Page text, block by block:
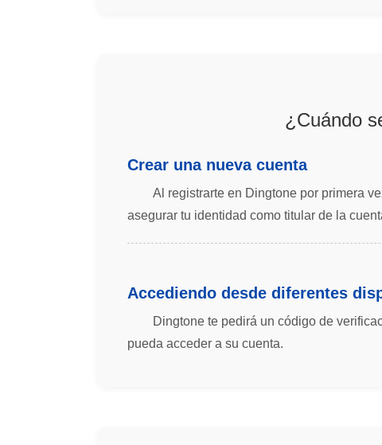
¿Cuándo
Crear una nueva cuenta
Al registrarte en Dingtone por primera
asegurar tu identidad como titular de la
Accediendo desde diferentes
Dingtone te pedirá un código de
pueda acceder a su cuenta.